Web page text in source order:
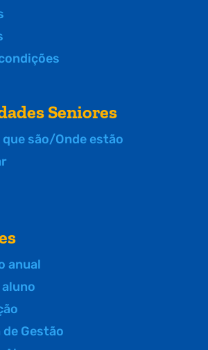
Seniores
são/Onde estão
anual
Gestão